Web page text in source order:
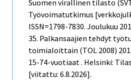
Suomen virallinen tilasto
Työvoimatutkimus
ISSN=1798-7830. Joulukuu
35. Palkansaajien tehdyt
toimialoittain (TOL 2008)
15-74-vuotiaat . Helsinki:
[viitattu: 6.8.2026].